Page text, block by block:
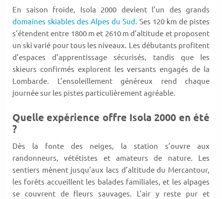
En saison froide, Isola 2000 devient l’un des grands
domaines skiables des Alpes du Sud. Ses 120 km de pistes
s’étendent entre 1800 m et 2610 m d’altitude et proposent
un ski varié pour tous les niveaux. Les débutants profitent
d’espaces d’apprentissage sécurisés, tandis que les
skieurs confirmés explorent les versants engagés de la
Lombarde. L’ensoleillement généreux rend chaque
journée sur les pistes particulièrement agréable.
Quelle expérience offre Isola 2000 en été
?
Dès la fonte des neiges, la station s’ouvre aux
randonneurs, vététistes et amateurs de nature. Les
sentiers mènent jusqu’aux lacs d’altitude du Mercantour,
les forêts accueillent les balades familiales, et les alpages
se couvrent de fleurs sauvages. L’air y reste pur et